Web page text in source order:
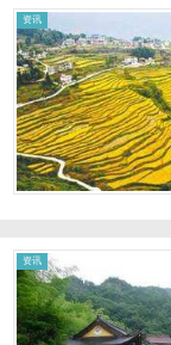
资讯
资讯